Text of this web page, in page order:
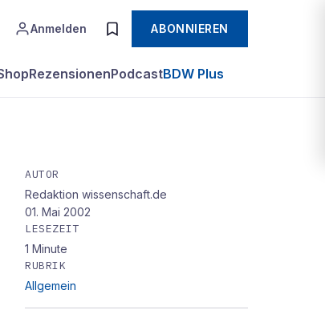
Anmelden ABONNIEREN
RezensionenPodcastBDW Plus
AUTOR
Redaktion wissenschaft.de
01. Mai 2002
LESEZEIT
1 Minute
RUBRIK
Allgemein